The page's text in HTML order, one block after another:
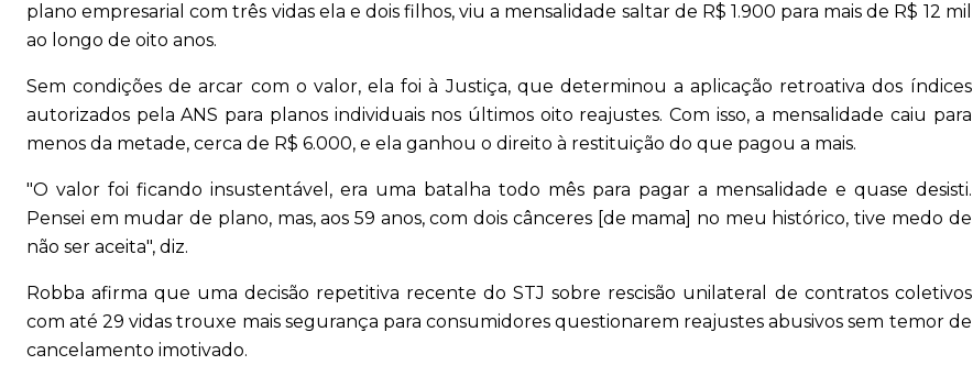
plano empresarial com três vidas ela e dois filhos, viu a mensalidade saltar de R$ 1.900 para mais de R$ 12 mil
ao longo de oito anos.
Sem condições de arcar com o valor, ela foi à Justiça, que determinou a aplicação retroativa dos índices
autorizados pela ANS para planos individuais nos últimos oito reajustes. Com isso, a mensalidade caiu para
menos da metade, cerca de R$ 6.000, e ela ganhou o direito à restituição do que pagou a mais.
"O valor foi ficando insustentável, era uma batalha todo mês para pagar a mensalidade e quase desisti.
Pensei em mudar de plano, mas, aos 59 anos, com dois cânceres [de mama] no meu histórico, tive medo de
não ser aceita", diz.
Robba afirma que uma decisão repetitiva recente do STJ sobre rescisão unilateral de contratos coletivos
com até 29 vidas trouxe mais segurança para consumidores questionarem reajustes abusivos sem temor de
cancelamento imotivado.